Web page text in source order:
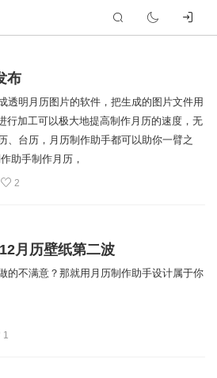
布
透明月历图片的软件，把生成的图片文件用
行加工可以极大地提高制作月历的速度，无
、台历，月历制作助手都可以助你一臂之
助手制作月历，
2
月历壁纸第二波
的不满意？那就用月历制作助手设计属于你
1